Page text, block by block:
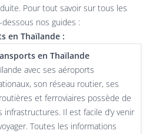
Pour tout savoir sur tous les
nos guides :
en Thaïlande :
en Thaïlande
avec ses aéroports
son réseau routier, ses
et ferroviaires possède de
infrastructures. Il est facile d’y venir
Toutes les informations